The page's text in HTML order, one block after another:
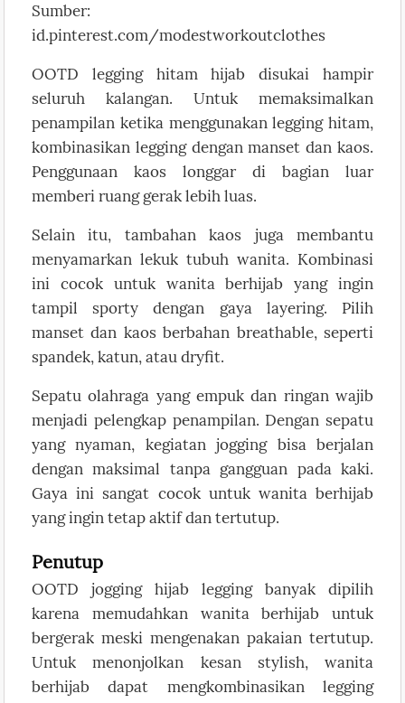
Sumber:
id.pinterest.com/modestworkoutclothes
OOTD legging hitam hijab disukai hampir
seluruh kalangan. Untuk memaksimalkan
penampilan ketika menggunakan legging hitam,
kombinasikan legging dengan manset dan kaos.
Penggunaan kaos longgar di bagian luar
memberi ruang gerak lebih luas.
Selain itu, tambahan kaos juga membantu
menyamarkan lekuk tubuh wanita. Kombinasi
ini cocok untuk wanita berhijab yang ingin
tampil sporty dengan gaya layering. Pilih
manset dan kaos berbahan breathable, seperti
spandek, katun, atau dryfit.
Sepatu olahraga yang empuk dan ringan wajib
menjadi pelengkap penampilan. Dengan sepatu
yang nyaman, kegiatan jogging bisa berjalan
dengan maksimal tanpa gangguan pada kaki.
Gaya ini sangat cocok untuk wanita berhijab
yang ingin tetap aktif dan tertutup.
Penutup
OOTD jogging hijab legging banyak dipilih
karena memudahkan wanita berhijab untuk
bergerak meski mengenakan pakaian tertutup.
Untuk menonjolkan kesan stylish, wanita
berhijab dapat mengkombinasikan legging